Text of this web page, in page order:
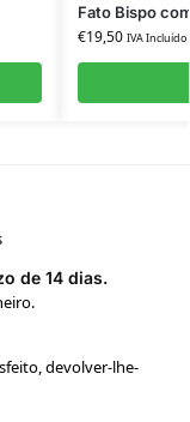
Fato Bispo
€19,50 IVA Incluído
de 14 dias.
devolver-lhe-